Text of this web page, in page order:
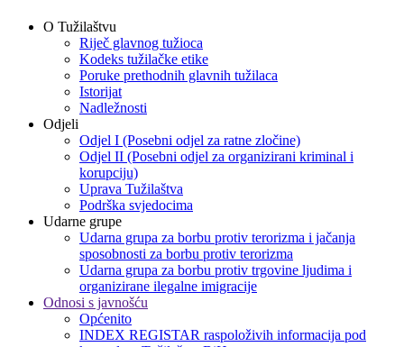
O Tužilaštvu
Riječ glavnog tužioca
Kodeks tužilačke etike
Poruke prethodnih glavnih tužilaca
Istorijat
Nadležnosti
Odjeli
Odjel I (Posebni odjel za ratne zločine)
Odjel II (Posebni odjel za organizirani kriminal i
korupciju)
Uprava Tužilaštva
Podrška svjedocima
Udarne grupe
Udarna grupa za borbu protiv terorizma i jačanja
sposobnosti za borbu protiv terorizma
Udarna grupa za borbu protiv trgovine ljudima i
organizirane ilegalne imigracije
Odnosi s javnošću
Općenito
INDEX REGISTAR raspoloživih informacija pod